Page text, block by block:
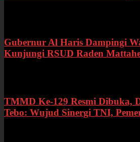
Gubernur Al Haris Dampingi
Kunjungi RSUD Raden
TMMD Ke-129 Resmi Dibuka,
Tebo: Wujud Sinergi TNI,